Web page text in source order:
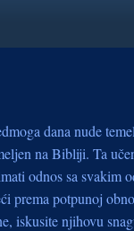
dana nude
na Bibliji. Ta
odnos sa svakim
prema potpunoj
iskusite njihovu